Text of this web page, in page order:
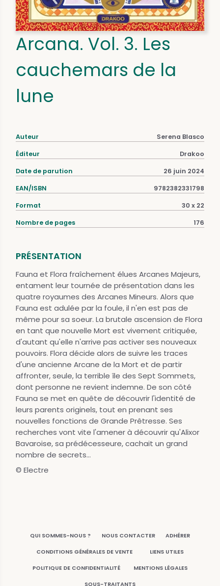
Arcana. Vol. 3. Les
cauchemars de la
lune
Auteur Serena Blasco
Éditeur Drakoo
Date de parution 26 juin 2024
EAN/ISBN 9782382331798
Format 30 x 22
Nombre de pages 176
PRÉSENTATION
Fauna et Flora fraîchement élues Arcanes Majeurs,
entament leur tournée de présentation dans les
quatre royaumes des Arcanes Mineurs. Alors que
Fauna est adulée par la foule, il n'en est pas de
même pour sa soeur. La brutale ascension de Flora
en tant que nouvelle Mort est vivement critiquée,
d'autant qu'elle n'arrive pas activer ses nouveaux
pouvoirs. Flora décide alors de suivre les traces
d'une ancienne Arcane de la Mort et de partir
affronter, seule, la terrible île des Sept Sommets,
dont personne ne revient indemne. De son côté
Fauna se met en quête de découvrir l'identité de
leurs parents originels, tout en prenant ses
nouvelles fonctions de Grande Prêtresse. Ses
recherches vont vite l'amener à découvrir qu'Alixor
Bavaroise, sa prédécesseure, cachait un grand
nombre de secrets...
© Electre
QUI SOMMES-NOUS ? NOUS CONTACTER ADHÉRER
CONDITIONS GÉNÉRALES DE VENTE LIENS UTILES
POLITIQUE DE CONFIDENTIALITÉ MENTIONS LÉGALES
SOUS-TRAITANTS